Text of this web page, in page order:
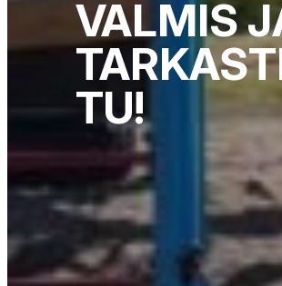
VALMIS
TU!